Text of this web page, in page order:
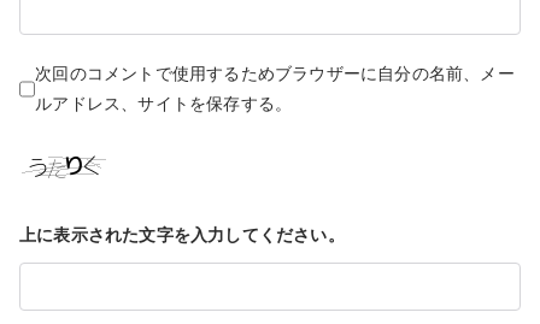
次回のコメントで使用するためブラウザーに自分の名前、メー
ルアドレス、サイトを保存する。
上に表示された文字を入力してください。